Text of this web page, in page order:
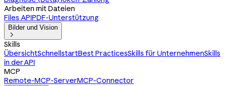
Arbeiten mit Dateien
Files APIPDF-Unterstützung
Bilder und Vision

Skills
ÜbersichtSchnellstartBest PracticesSkills für UnternehmenSkills
in der API
MCP
Remote-MCP-ServerMCP-Connector